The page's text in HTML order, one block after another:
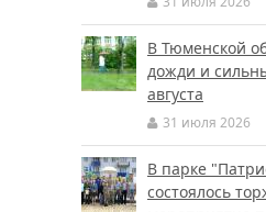
В Тюменской
дожди и
августа
31 июля 2026
В парке
состоялось